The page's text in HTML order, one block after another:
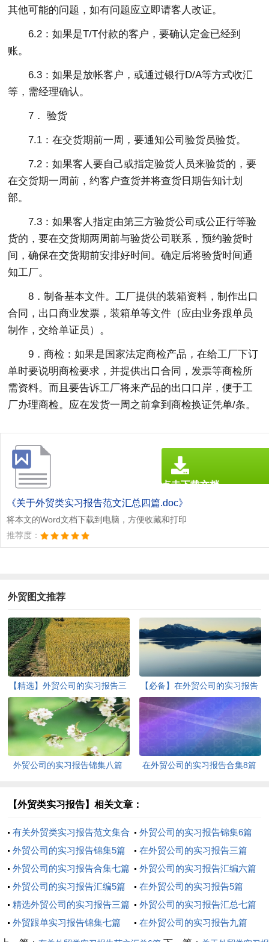
其他可能的问题，如有问题应立即请客人改证。
6.2：如果是T/T付款的客户，要确认定金已经到
账。
6.3：如果是放帐客户，或通过银行D/A等方式收汇
等，需经理确认。
7． 验货
7.1：在交货期前一周，要通知公司验货员验货。
7.2：如果客人要自己或指定验货人员来验货的，要
在交货期一周前，约客户查货并将查货日期告知计划
部。
7.3：如果客人指定由第三方验货公司或公正行等验
货的，要在交货期两周前与验货公司联系，预约验货时
间，确保在交货期前安排好时间。确定后将验货时间通
知工厂。
8．制备基本文件。工厂提供的装箱资料，制作出口
合同，出口商业发票，装箱单等文件（应由业务跟单员
制作，交给单证员）。
9．商检：如果是国家法定商检产品，在给工厂下订
单时要说明商检要求，并提供出口合同，发票等商检所
需资料。而且要告诉工厂将来产品的出口口岸，便于工
厂办理商检。应在发货一周之前拿到商检换证凭单/条。
《关于外贸类实习报告范文汇总四篇.doc》
将本文的Word文档下载到电脑，方便收藏和打印
推荐度：
点击下载文档
文档为doc格式
外贸图文推荐
【精选】外贸公司的实习报告三
篇
【必备】在外贸公司的实习报告
三篇
外贸公司的实习报告锦集八篇 在外贸公司的实习报告合集8篇
【外贸类实习报告】相关文章：
有关外贸类实习报告范文集合
七篇
外贸公司的实习报告锦集6篇
外贸公司的实习报告锦集5篇
在外贸公司的实习报告三篇
外贸公司的实习报告合集七篇
外贸公司的实习报告汇编六篇
外贸公司的实习报告汇编5篇
在外贸公司的实习报告5篇
精选外贸公司的实习报告三篇
外贸公司的实习报告汇总七篇
外贸跟单实习报告锦集七篇
在外贸公司的实习报告九篇